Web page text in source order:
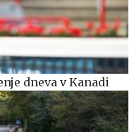
dneva v Kanadi